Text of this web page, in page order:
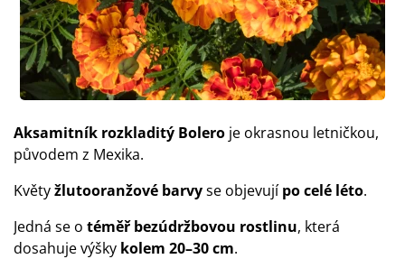
Aksamitník rozkladitý Bolero je okrasnou letničkou,
původem z Mexika.
Květyžlutooranžové barvyse objevujípo celé léto.
Jedná se o téměř bezúdržbovou rostlinu, která
dosahuje výšky kolem 20–30 cm.